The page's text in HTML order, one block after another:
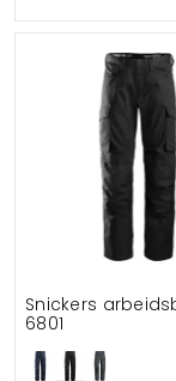
Snickers
6801